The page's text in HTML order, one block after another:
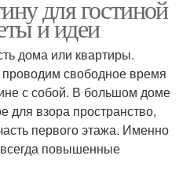
для гостиной
и идеи
дома или квартиры.
свободное время
с собой. В большом доме
для взора пространство,
первого этажа. Именно
всегда повышенные